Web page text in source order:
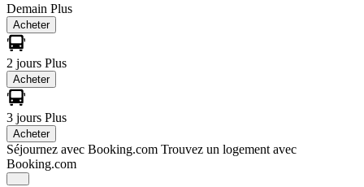
Demain Plus
Acheter
2 jours Plus
Acheter
3 jours Plus
Acheter
Séjournez avec Booking.com Trouvez un logement avec
Booking.com